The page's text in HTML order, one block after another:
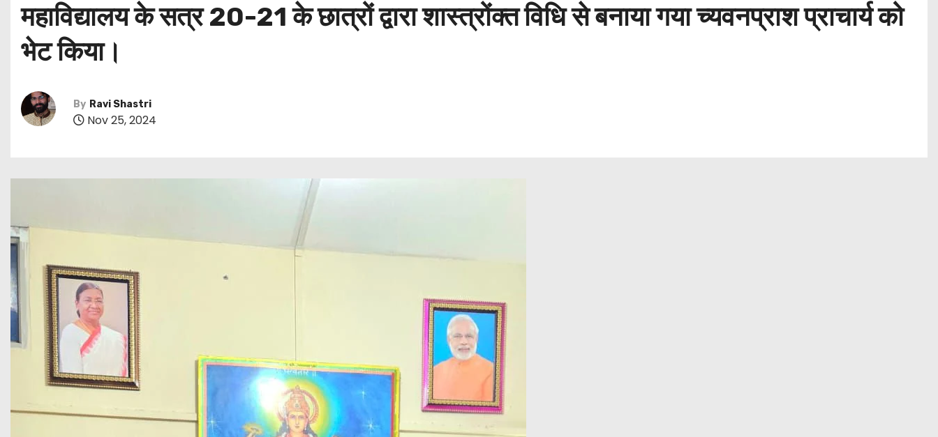
महाविद्यालय के सत्र 20-21 के छात्रों द्वारा शास्त्रोंक्त विधि से बनाया गया च्यवनप्राश प्राचार्य को
भेट किया।
By Ravi Shastri
Nov 25, 2024